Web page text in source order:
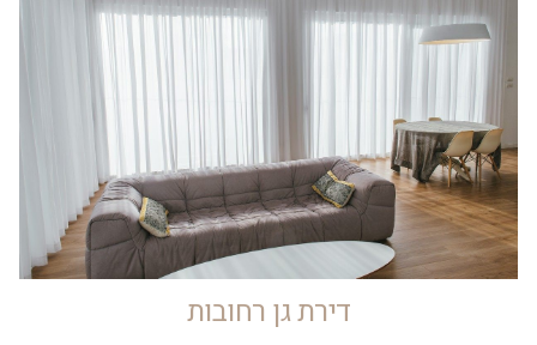
דירת גן רחובות